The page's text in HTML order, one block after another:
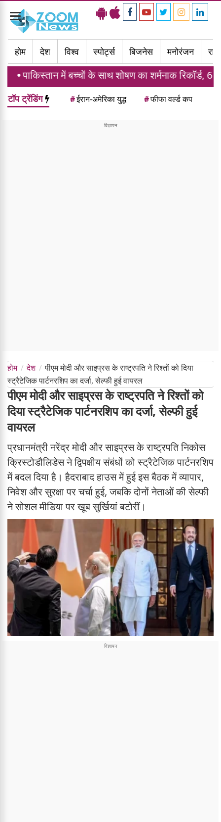
Toggle
navigation
होम
देश विश्व स्पोर्ट्स बिजनेस मनोरंजन
में बच्चों के साथ शोषण का शर्मनाक रिकॉर्ड, 6 महीने में 1914
टॉप ट्रेंडिंग #ईरान-अमेरिका युद्ध #फीफा वर्ल्ड कप
होम देश
पीएम मोदी और साइप्रस के राष्ट्रपति ने रिश्तों को दिया
स्ट्रैटेजिक पार्टनरशिप का दर्जा, सेल्फी हुई वायरल
पीएम मोदी और साइप्रस के राष्ट्रपति ने रिश्तों को
दिया स्ट्रैटेजिक पार्टनरशिप का दर्जा, सेल्फी हुई
वायरल
प्रधानमंत्री नरेंद्र मोदी और साइप्रस के राष्ट्रपति निकोस
क्रिस्टोडौलिडेस ने द्विपक्षीय संबंधों को स्ट्रैटेजिक पार्टनरशिप
में बदल दिया है। हैदराबाद हाउस में हुई इस बैठक में व्यापार,
निवेश और सुरक्षा पर चर्चा हुई, जबकि दोनों नेताओं की सेल्फी
ने सोशल मीडिया पर खूब सुर्खियां बटोरीं।